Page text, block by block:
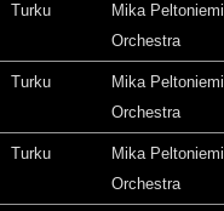
Turku
Mika Peltoniemi
Orchestra
Turku
Mika Peltoniemi
Orchestra
Turku
Mika Peltoniemi
Orchestra